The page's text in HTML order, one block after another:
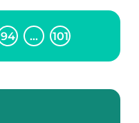
94 … 101